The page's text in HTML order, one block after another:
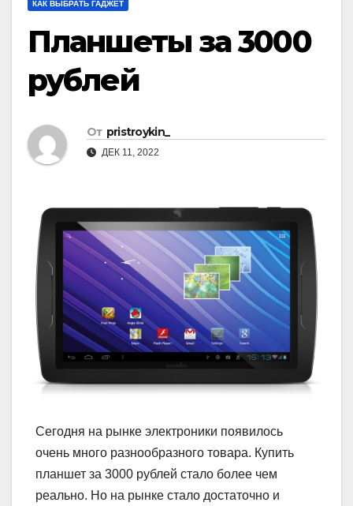
КАК ВЫБРАТЬ ГАДЖЕТ
Планшеты за 3000
рублей
От pristroykin_
ДЕК 11, 2022
Сегодня на рынке электроники появилось
очень много разнообразного товара. Купить
планшет за 3000 рублей стало более чем
реально. Но на рынке стало достаточно и